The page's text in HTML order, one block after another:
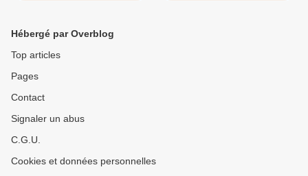
Hébergé par Overblog
Top articles
Pages
Contact
Signaler un abus
C.G.U.
Cookies et données personnelles